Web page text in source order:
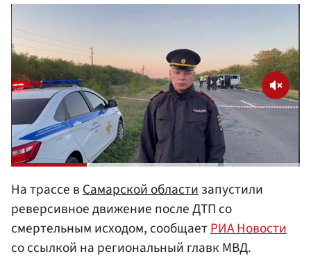
На трассе вСамарской областизапустили
реверсивное движение после ДТП со
смертельным исходом, сообщаетРИА Новости
со ссылкой на региональный главк МВД.